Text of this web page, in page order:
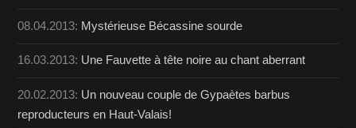
08.04.2013: Mystérieuse Bécassine sourde
16.03.2013: Une Fauvette à tête noire au chant aberrant
20.02.2013: Un nouveau couple de Gypaètes barbus
reproducteurs en Haut-Valais!